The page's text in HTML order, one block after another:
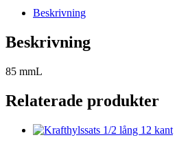
Beskrivning
Beskrivning
85 mmL
Relaterade produkter